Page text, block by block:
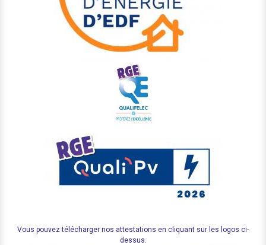
Vous pouvez télécharger nos attestations en cliquant sur les logos ci-
dessus.